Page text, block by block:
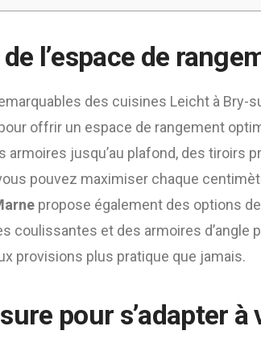
l’espace de
des cuisines Leicht à Bry-
offrir un espace de rangement
jusqu’au plafond, des tiroirs
pouvez maximiser chaque
propose également des options
coulissantes et des armoires d’angle
provisions plus pratique que jamais.
pour s’adapter à